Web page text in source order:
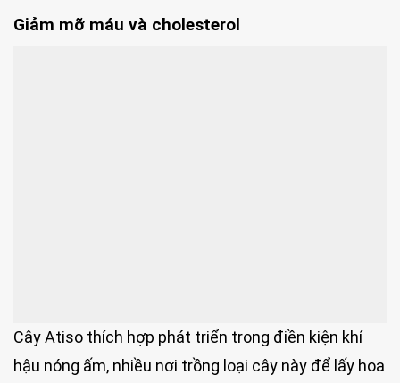
Giảm mỡ máu và cholesterol
Cây Atiso thích hợp phát triển trong điền kiện khí
hậu nóng ấm, nhiều nơi trồng loại cây này để lấy hoa